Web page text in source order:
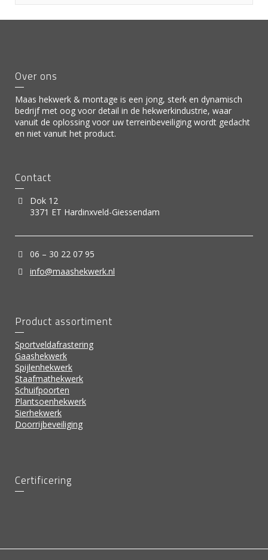
Over ons
Maas hekwerk & montage is een jong, sterk en dynamisch
bedrijf met oog voor detail in de hekwerkindustrie, waar
vanuit de oplossing voor uw terreinbeveiliging wordt gedacht
en niet vanuit het product.
Contact
Dok 12
3371 ET Hardinxveld-Giessendam
06 – 30 22 07 95
info@maashekwerk.nl
Product assortiment
Sportveldafrastering
Gaashekwerk
Spijlenhekwerk
Staafmathekwerk
Schuifpoorten
Plantsoenhekwerk
Sierhekwerk
Doorrijbeveiliging
Certificering